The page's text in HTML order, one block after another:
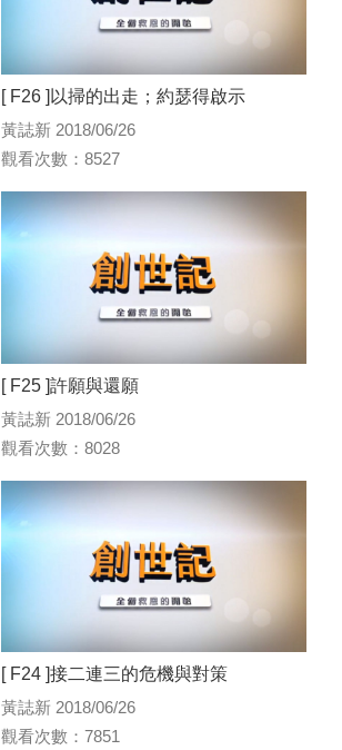
[ F26 ]以掃的出走；約瑟得啟示
黃誌新 2018/06/26
觀看次數：8527
[ F25 ]許願與還願
黃誌新 2018/06/26
觀看次數：8028
[ F24 ]接二連三的危機與對策
黃誌新 2018/06/26
觀看次數：7851